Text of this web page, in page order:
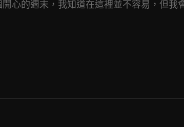
心的週末，我知道在這裡並不容易，但我